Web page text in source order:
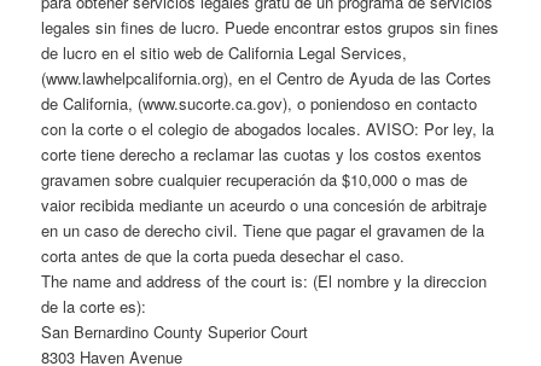
legales sin fines de lucro. Puede encontrar estos grupos sin fines
de lucro en el sitio web de California Legal Services,
(www.lawhelpcalifornia.org), en el Centro de Ayuda de las Cortes
de California, (www.sucorte.ca.gov), o poniendoso en contacto
con la corte o el colegio de abogados locales. AVISO: Por ley, la
corte tiene derecho a reclamar las cuotas y los costos exentos
gravamen sobre cualquier recuperación da $10,000 o mas de
vaior recibida mediante un aceurdo o una concesión de arbitraje
en un caso de derecho civil. Tiene que pagar el gravamen de la
corta antes de que la corta pueda desechar el caso.
The name and address of the court is: (El nombre y la direccion
de la corte es):
San Bernardino County Superior Court
8303 Haven Avenue